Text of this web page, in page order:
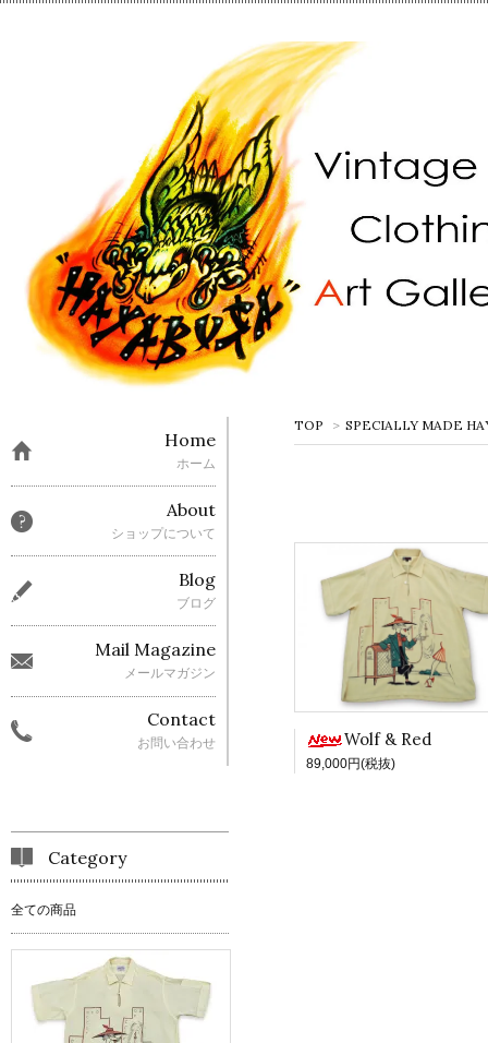
TOP > SPECIALLY MADE
Wolf & Red
89,000円(税抜)
Home
ホーム
About
ショップについて
Blog
ブログ
Mail Magazine
メールマガジン
Contact
お問い合わせ
Category
全ての商品